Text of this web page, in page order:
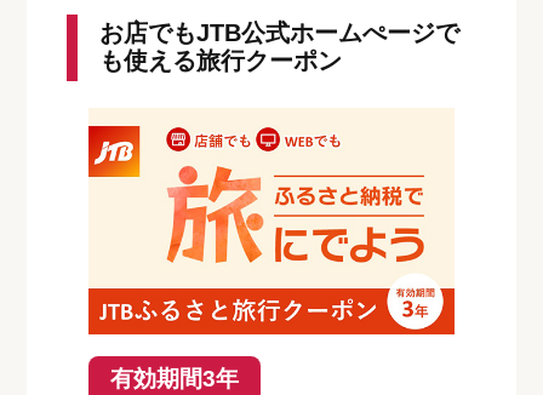
お店でもJTB公式ホームぺージで
も使える旅行クーポン
有効期間3年